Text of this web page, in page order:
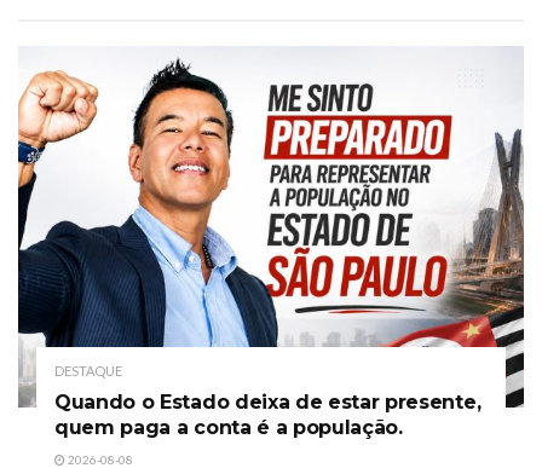
DESTAQUE
Quando o Estado deixa de estar presente,
quem paga a conta é a população.
2026-08-08